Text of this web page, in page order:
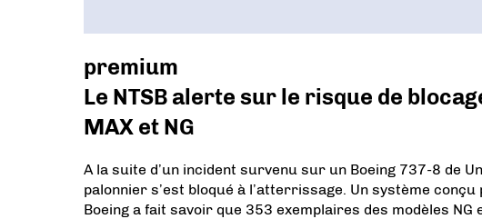
premium
Le NTSB alerte sur le risque de
MAX et NG
A la suite d’un incident survenu sur un Boeing 737-8 de
palonnier s’est bloqué à l’atterrissage. Un système
Boeing a fait savoir que 353 exemplaires des modèles